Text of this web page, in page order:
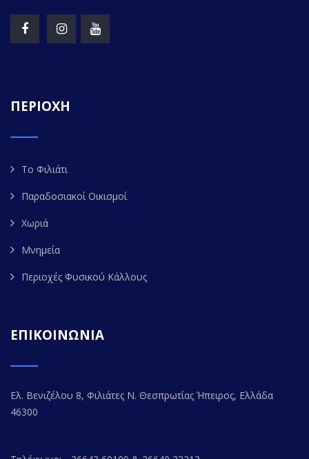
ΠΕΡΙΟΧΗ
Το Φιλιάτι
Παραδοσιακοί Οικισμοί
Χωριά
Μνημεία
Περιοχές Φυσικού Κάλλους
ΕΠΙΚΟΙΝΩΝΙΑ
Ελ. Βενιζέλου 8, Φιλιάτες Ν. Θεσπρωτίας Ήπειρος, Ελλάδα
46300